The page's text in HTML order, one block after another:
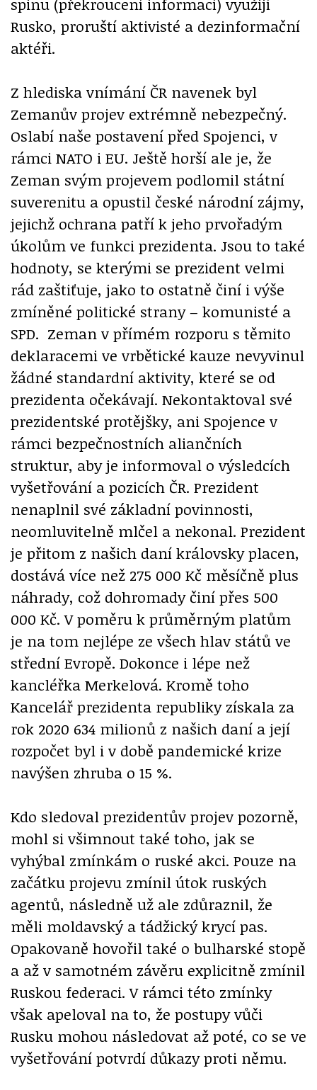
Rusko, proruští aktivisté a dezinformační
aktéři.
Z hlediska vnímání ČR navenek byl
Zemanův projev extrémně nebezpečný.
Oslabí naše postavení před Spojenci, v
rámci NATO i EU. Ještě horší ale je, že
Zeman svým projevem podlomil státní
suverenitu a opustil české národní zájmy,
jejichž ochrana patří k jeho prvořadým
úkolům ve funkci prezidenta. Jsou to také
hodnoty, se kterými se prezident velmi
rád zaštiťuje, jako to ostatně činí i výše
zmíněné politické strany – komunisté a
SPD. Zeman v přímém rozporu s těmito
deklaracemi ve vrbětické kauze nevyvinul
žádné standardní aktivity, které se od
prezidenta očekávají. Nekontaktoval své
prezidentské protějšky, ani Spojence v
rámci bezpečnostních aliančních
struktur, aby je informoval o výsledcích
vyšetřování a pozicích ČR. Prezident
nenaplnil své základní povinnosti,
neomluvitelně mlčel a nekonal. Prezident
je přitom z našich daní královsky placen,
dostává více než 275 000 Kč měsíčně plus
náhrady, což dohromady činí přes 500
000 Kč. V poměru k průměrným platům
je na tom nejlépe ze všech hlav států ve
střední Evropě. Dokonce i lépe než
kancléřka Merkelová. Kromě toho
Kancelář prezidenta republiky získala za
rok 2020 634 milionů z našich daní a její
rozpočet byl i v době pandemické krize
navýšen zhruba o 15 %.
Kdo sledoval prezidentův projev pozorně,
mohl si všimnout také toho, jak se
vyhýbal zmínkám o ruské akci. Pouze na
začátku projevu zmínil útok ruských
agentů, následně už ale zdůraznil, že
měli moldavský a tádžický krycí pas.
Opakovaně hovořil také o bulharské stopě
a až v samotném závěru explicitně zmínil
Ruskou federaci. V rámci této zmínky
však apeloval na to, že postupy vůči
Rusku mohou následovat až poté, co se ve
vyšetřování potvrdí důkazy proti němu.